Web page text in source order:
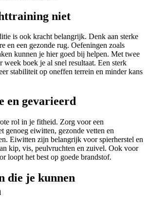
niet
is ook kracht belangrijk. Denk aan sterke
en een gezonde rug. Oefeningen zoals
kunnen je hier goed bij helpen. Met twee
week boek je al snel resultaat. Een sterk
stabiliteit op oneffen terrein en minder kans
en gevarieerd
rol in je fitheid. Zorg voor een
genoeg eiwitten, gezonde vetten en
Eiwitten zijn belangrijk voor spierherstel en
kip, vis, peulvruchten en zuivel. Ook voor
loopt het best op goede brandstof.
die je kunnen